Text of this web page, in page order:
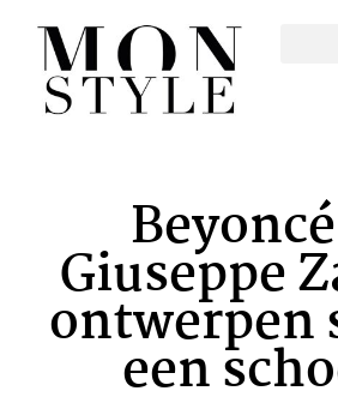
Giuseppe
ontwerpen
een